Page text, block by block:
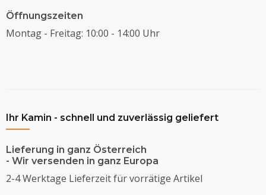
Öffnungszeiten
Montag - Freitag: 10:00 - 14:00 Uhr
Ihr Kamin - schnell und zuverlässig geliefert
Lieferung in ganz Österreich
- Wir versenden in ganz Europa
2-4 Werktage Lieferzeit für vorrätige Artikel